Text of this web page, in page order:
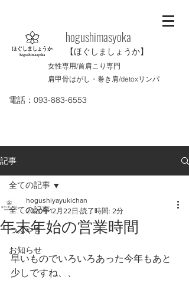
​hogushimasyoka
【ほぐしましょうか】
女性専用/首肩こり専門
肩甲骨はがし・巻き肩/detoxリンパ
電話：093-883-6553
記事
全ての記事
つぶやき
お知らせ
全ての記事
年末年始の営業時間
hogushiyayukichan
2020年12月22日 読了時間: 2分
早いものでいろいろあった今年もあと
少しですね、、